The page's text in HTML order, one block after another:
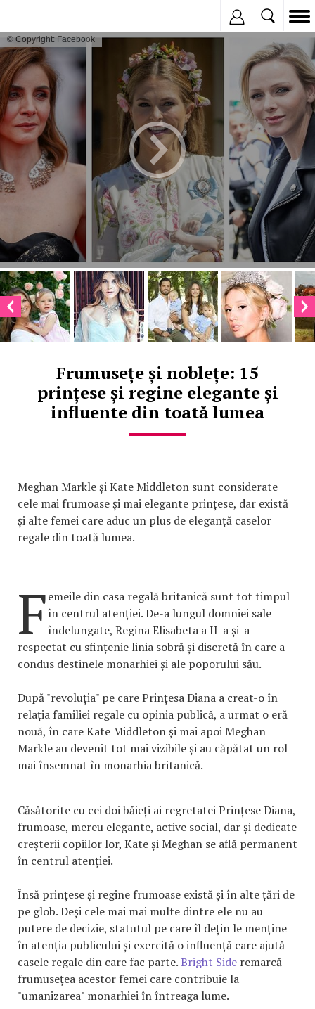
© Copyright: Facebook
Frumusețe și noblețe: 15
prințese și regine elegante și
influente din toată lumea
Meghan Markle și Kate Middleton sunt considerate
cele mai frumoase și mai elegante prințese, dar există
și alte femei care aduc un plus de eleganță caselor
regale din toată lumea.
Femeile din casa regală britanică sunt tot timpul
în centrul atenției. De-a lungul domniei sale
îndelungate, Regina Elisabeta a II-a și-a
respectat cu sfințenie linia sobră și discretă în care a
condus destinele monarhiei și ale poporului său.
După "revoluția" pe care Prințesa Diana a creat-o în
relația familiei regale cu opinia publică, a urmat o eră
nouă, în care Kate Middleton și mai apoi Meghan
Markle au devenit tot mai vizibile și au căpătat un rol
mai însemnat în monarhia britanică.
Căsătorite cu cei doi băieți ai regretatei Prințese Diana,
frumoase, mereu elegante, active social, dar și dedicate
creșterii copiilor lor, Kate și Meghan se află permanent
în centrul atenției.
Însă prințese și regine frumoase există și în alte țări de
pe glob. Deși cele mai mai multe dintre ele nu au
putere de decizie, statutul pe care îl dețin le menține
în atenția publicului și exercită o influență care ajută
casele regale din care fac parte.Bright Side remarcă
frumusețea acestor femei care contribuie la
"umanizarea" monarhiei în întreaga lume.